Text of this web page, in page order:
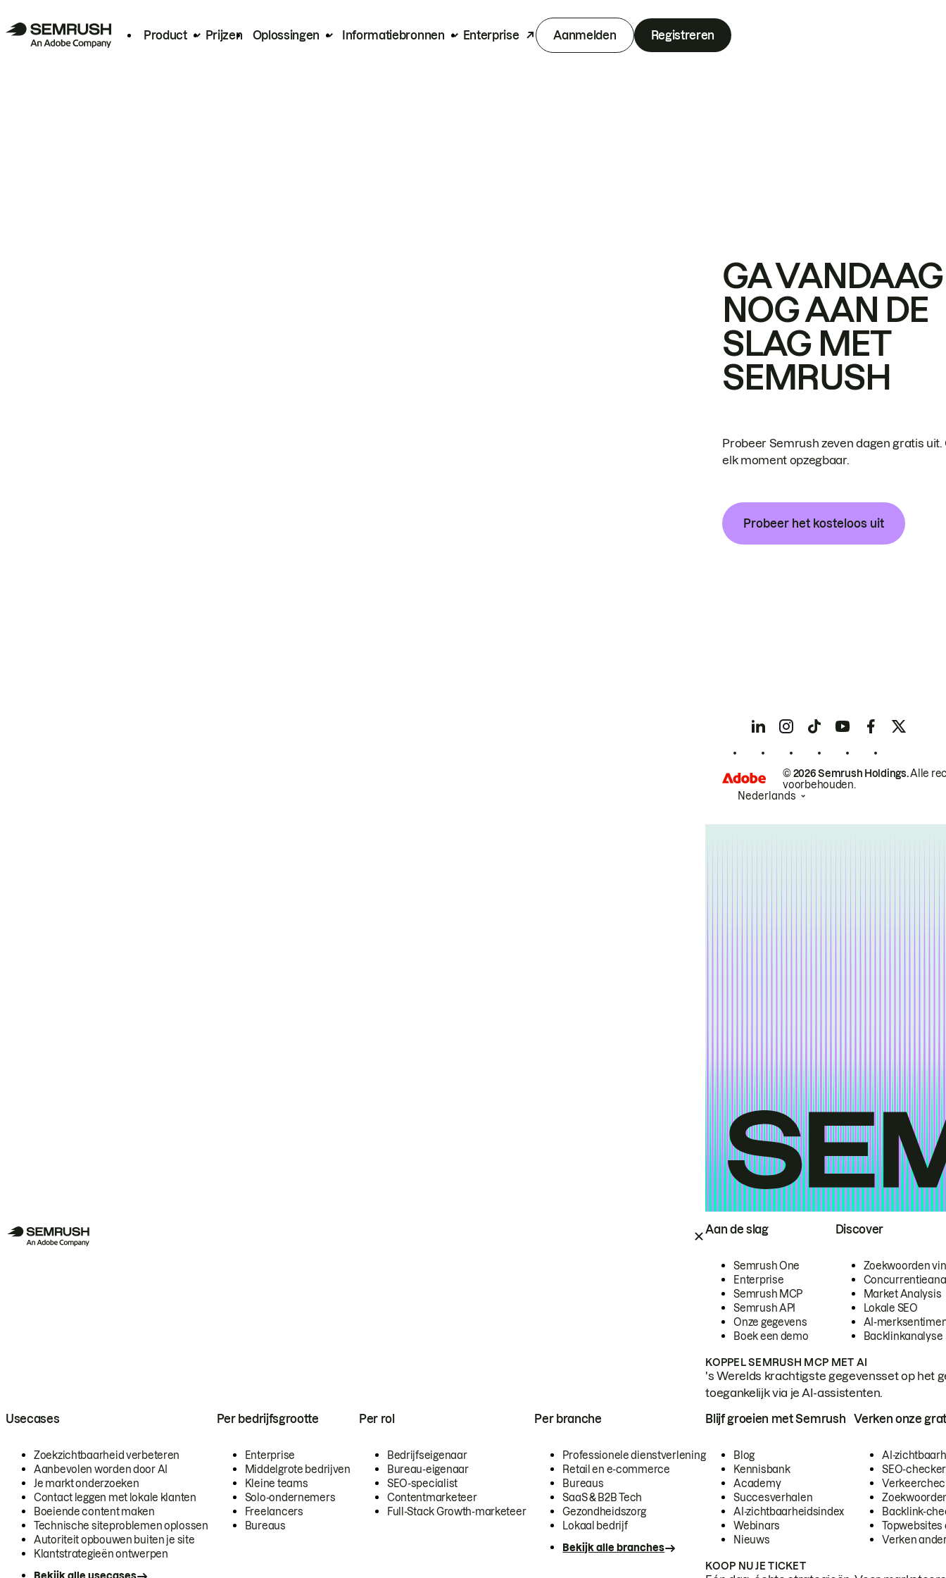
Product Prijzen Oplossingen Informatiebronnen Enterprise Aanmelden Registreren
Aan de slag
Semrush One
Enterprise
Semrush MCP
Semrush API
Onze gegevens
Boek een demo
Discover
Zoekwoorden
Market Analysis
Lokale SEO
AI-
Backlinkanalyse
KOPPEL SEMRUSH MCP MET AI
's Werelds krachtigste gegevensset op het
toegankelijk via je AI-assistenten.
Usecases
Zoekzichtbaarheid verbeteren
Aanbevolen worden door AI
Je markt onderzoeken
Contact leggen met lokale klanten
Boeiende content maken
Technische siteproblemen oplossen
Autoriteit opbouwen buiten je site
Klantstrategieën ontwerpen
Per bedrijfsgrootte
Enterprise
Middelgrote bedrijven
Kleine teams
Solo-ondernemers
Freelancers
Bureaus
Per rol
Bedrijfseigenaar
Bureau-eigenaar
SEO-specialist
Contentmarketeer
Full-Stack Growth-marketeer
Per branche
Professionele dienstverlening
Retail en e-commerce
Bureaus
SaaS & B2B Tech
Gezondheidszorg
Lokaal bedrijf
Bekijk alle branches
Blijf groeien met Semrush
Blog
Kennisbank
Academy
Succesverhalen
AI-zichtbaarheidsindex
Webinars
Nieuws
Verken onze
AI-
SEO-checker
Backlink-
Topwebsites
Verken
KOOP NU JE TICKET
GA VANDAAG
NOG AAN DE
SLAG MET
SEMRUSH
Probeer Semrush zeven dagen gratis uit.
elk moment opzegbaar.
Probeer het kosteloos uit
© 2026 Semrush Holdings.Alle
voorbehouden.
Nederlands